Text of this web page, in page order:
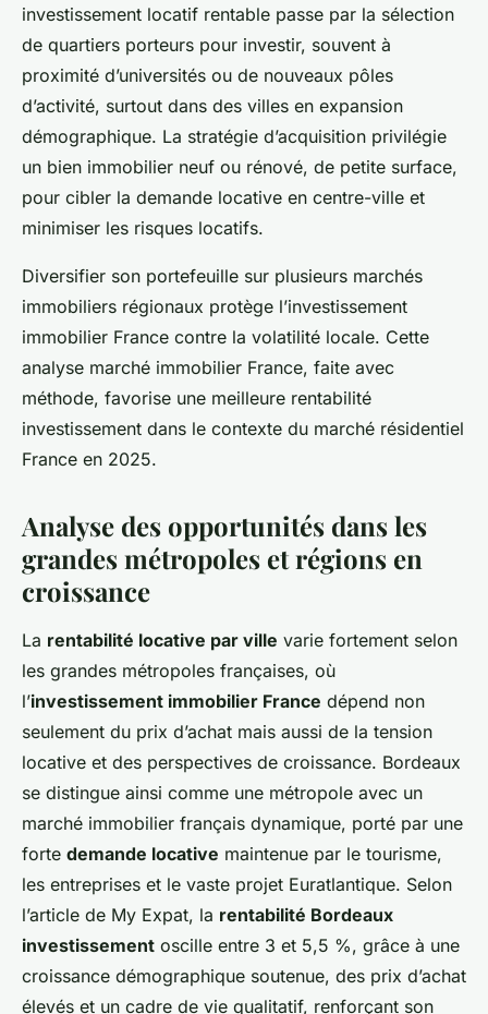
investissement locatif rentable passe par la sélection
de quartiers porteurs pour investir, souvent à
proximité d’universités ou de nouveaux pôles
d’activité, surtout dans des villes en expansion
démographique. La stratégie d’acquisition privilégie
un bien immobilier neuf ou rénové, de petite surface,
pour cibler la demande locative en centre-ville et
minimiser les risques locatifs.
Diversifier son portefeuille sur plusieurs marchés
immobiliers régionaux protège l’investissement
immobilier France contre la volatilité locale. Cette
analyse marché immobilier France, faite avec
méthode, favorise une meilleure rentabilité
investissement dans le contexte du marché résidentiel
France en 2025.
Analyse des opportunités dans les
grandes métropoles et régions en
croissance
La rentabilité locative par ville varie fortement selon
les grandes métropoles françaises, où
l’investissement immobilier France dépend non
seulement du prix d’achat mais aussi de la tension
locative et des perspectives de croissance. Bordeaux
se distingue ainsi comme une métropole avec un
marché immobilier français dynamique, porté par une
forte demande locative maintenue par le tourisme,
les entreprises et le vaste projet Euratlantique. Selon
l’article de My Expat, la rentabilité Bordeaux
investissement oscille entre 3 et 5,5 %, grâce à une
croissance démographique soutenue, des prix d’achat
élevés et un cadre de vie qualitatif, renforçant son